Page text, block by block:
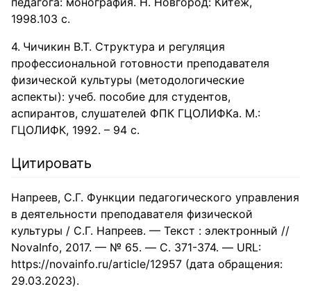
1998.103 с.
Чичикин В.Т. Структура и регуляция
профессиональной готовности преподавателя
физической культуры (методологические
аспекты): учеб. пособие для студентов,
аспирантов, слушателей ФПК ГЦОЛИФКа. М.:
ГЦОЛИФК, 1992. – 94 с.
Цитировать
Напреев, С.Г. Функции педагогического управления
в деятельности преподавателя физической
культуры / С.Г. Напреев. — Текст : электронный //
NovaInfo, 2017. — № 65. — С. 371-374. — URL:
https://novainfo.ru/article/12957 (дата обращения:
29.03.2023).